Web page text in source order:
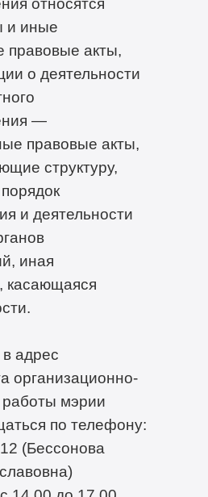
и иные
правовые акты,
о деятельности
—
правовые акты,
структуру,
и деятельности
иная
касающаяся
адрес
организационно-
работы мэрии
по телефону:
(Бессонова